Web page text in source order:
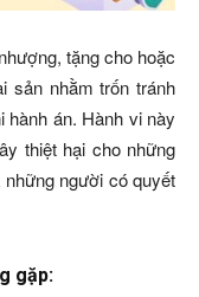
tặng cho hoặc
sản nhằm trốn tránh
hành án. Hành vi này
thiệt hại cho những
người có quyết
gặp: